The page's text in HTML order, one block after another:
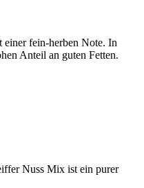
fein-herben Note. In
Anteil an guten Fetten.
Nuss Mix ist ein purer